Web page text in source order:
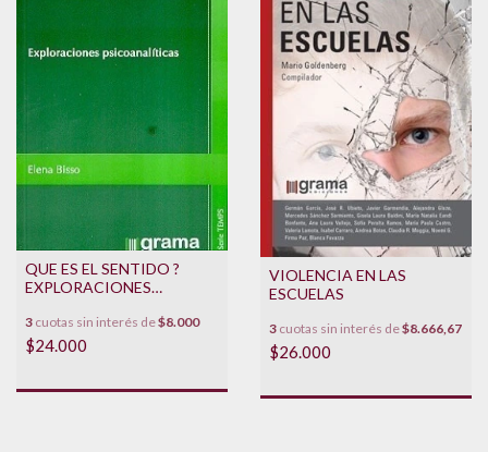
QUE ES EL SENTIDO ?
EXPLORACIONES
3 cuotas sin interés de$8.000
$24.000
VIOLENCIA EN LAS
ESCUELAS
3 cuotas sin interés de$8.666,67
$26.000